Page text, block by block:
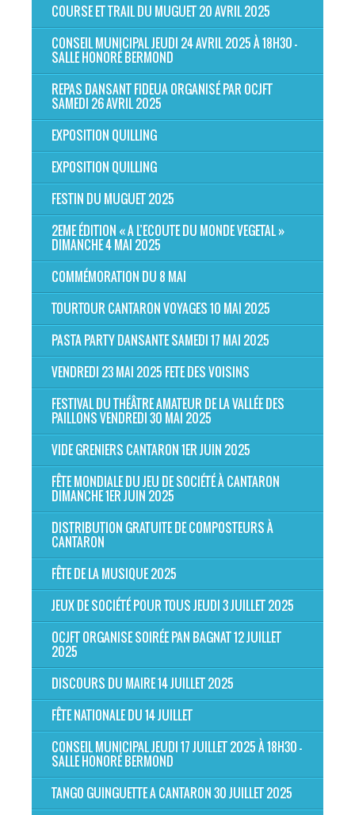
COURSE ET TRAIL DU MUGUET 20 AVRIL 2025
CONSEIL MUNICIPAL JEUDI 24 AVRIL 2025 À 18H30 -
SALLE HONORÉ BERMOND
REPAS DANSANT FIDEUA ORGANISÉ PAR OCJFT
SAMEDI 26 AVRIL 2025
EXPOSITION QUILLING
EXPOSITION QUILLING
FESTIN DU MUGUET 2025
2EME ÉDITION « A L’ECOUTE DU MONDE VEGETAL »
DIMANCHE 4 MAI 2025
COMMÉMORATION DU 8 MAI
TOURTOUR CANTARON VOYAGES 10 MAI 2025
PASTA PARTY DANSANTE SAMEDI 17 MAI 2025
VENDREDI 23 MAI 2025 FETE DES VOISINS
FESTIVAL DU THÉÂTRE AMATEUR DE LA VALLÉE DES
PAILLONS VENDREDI 30 MAI 2025
VIDE GRENIERS CANTARON 1ER JUIN 2025
FÊTE MONDIALE DU JEU DE SOCIÉTÉ À CANTARON
DIMANCHE 1ER JUIN 2025
DISTRIBUTION GRATUITE DE COMPOSTEURS À
CANTARON
FÊTE DE LA MUSIQUE 2025
JEUX DE SOCIÉTÉ POUR TOUS JEUDI 3 JUILLET 2025
OCJFT ORGANISE SOIRÉE PAN BAGNAT 12 JUILLET
2025
DISCOURS DU MAIRE 14 JUILLET 2025
FÊTE NATIONALE DU 14 JUILLET
CONSEIL MUNICIPAL JEUDI 17 JUILLET 2025 À 18H30 -
SALLE HONORÉ BERMOND
TANGO GUINGUETTE A CANTARON 30 JUILLET 2025